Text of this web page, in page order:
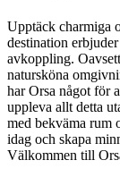
Upptäck charmiga
destination
avkoppling.
natursköna
har Orsa något för
uppleva allt detta
med bekväma rum
idag och skapa
Välkommen till